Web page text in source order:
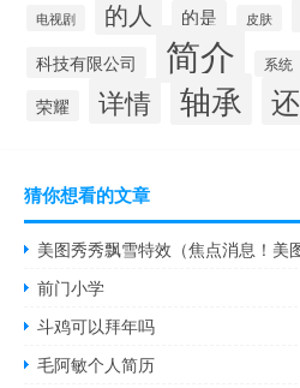
电视剧 的人 的是 皮肤
科技有限公司 简介 系统
荣耀 详情 轴承
猜你想看的文章
前门小学
斗鸡可以拜年吗
毛阿敏个人简历